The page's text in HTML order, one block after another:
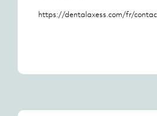
https://dentalaxess.com/fr/